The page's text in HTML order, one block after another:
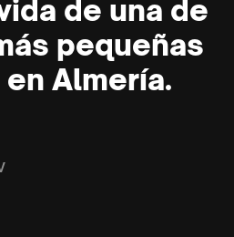
de una de
pequeñas
Almería.